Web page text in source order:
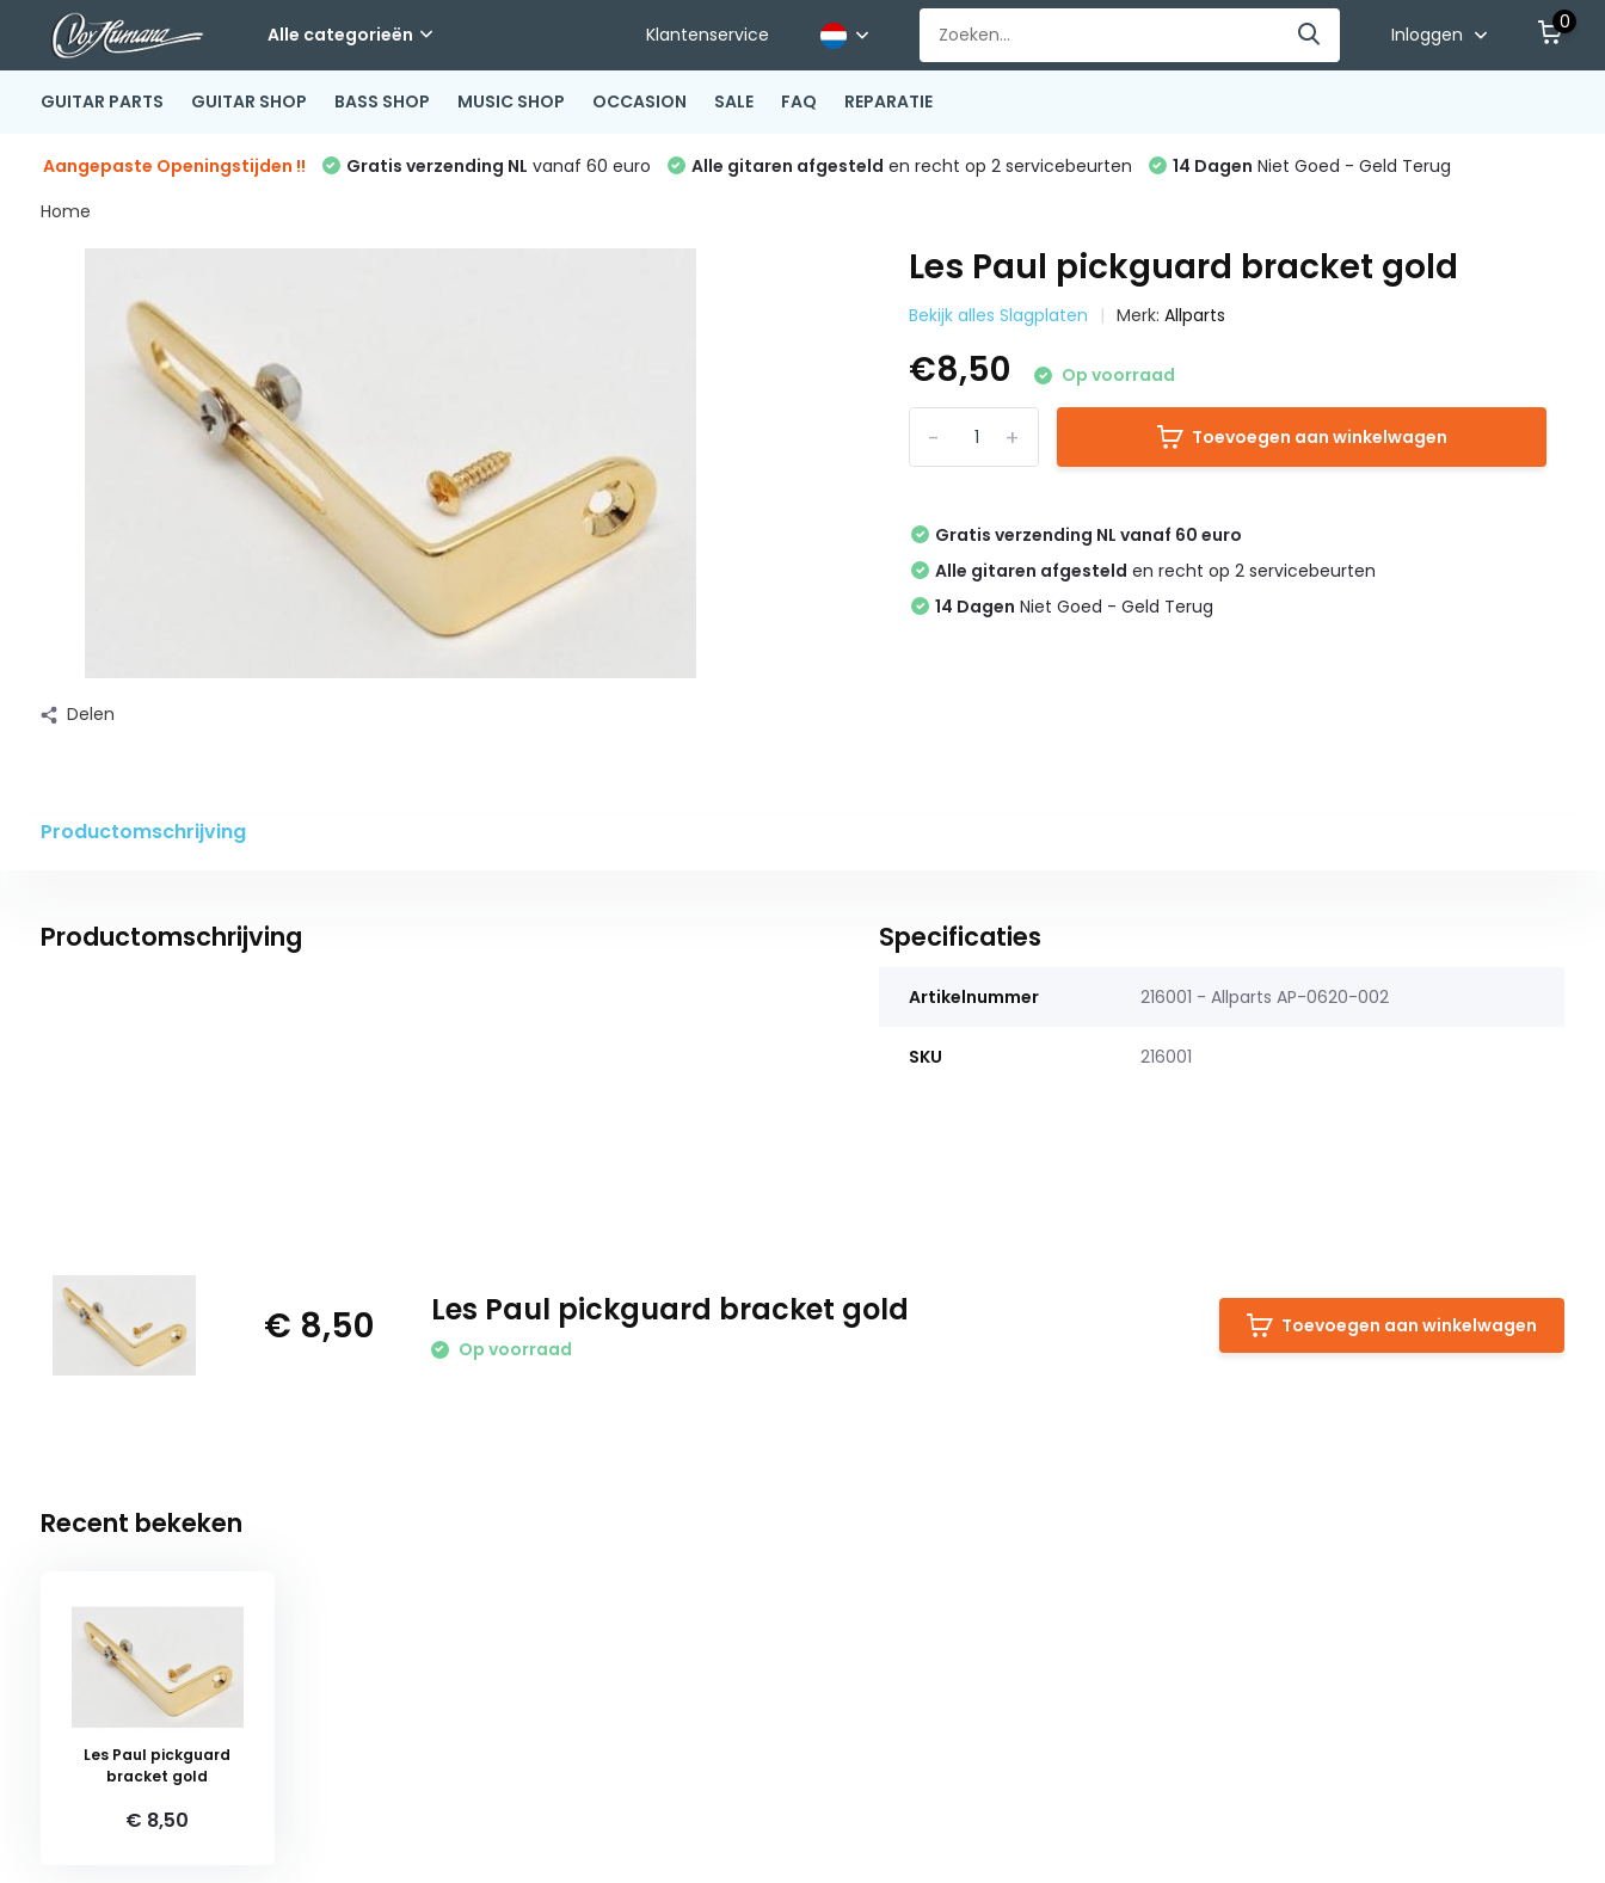
Alle categorieën Klantenservice Inloggen
0
GUITAR PARTS GUITAR SHOP BASS SHOP MUSIC SHOP OCCASION SALE FAQ REPARATIE
Aangepaste Openingstijden !! Gratis verzending NL vanaf 60 euro Alle gitaren afgesteld en recht op 2 servicebeurten 14 Dagen Niet Goed - Geld Terug
Home
Delen
Les Paul pickguard bracket gold
Bekijk alles Slagplaten Merk:Allparts
€8,50 Op voorraad
+
- Toevoegen aan winkelwagen
Gratis verzending NL vanaf 60 euro
Alle gitaren afgesteld en recht op 2 servicebeurten
14 Dagen Niet Goed - Geld Terug
Productomschrijving
Productomschrijving Specificaties
Artikelnummer 216001 - Allparts AP-0620-002
SKU 216001
€ 8,50 Les Paul pickguard bracket gold
Op voorraad
Toevoegen aan winkelwagen
Recent bekeken
Les Paul pickguard
bracket gold
€ 8,50